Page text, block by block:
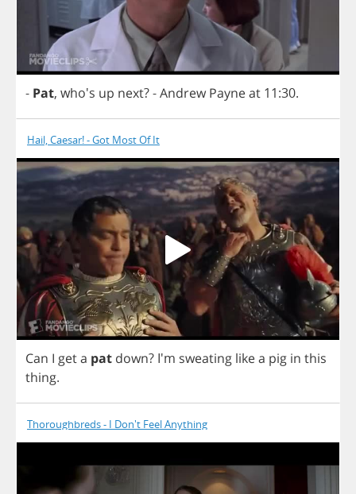
- Pat, who's up next?-Andrew Payneat 11:30.
Hail, Caesar! - Got Most Of It
Can I geta pat down? I'm sweating likea pig in this
thing.
Thoroughbreds - I Don't Feel Anything